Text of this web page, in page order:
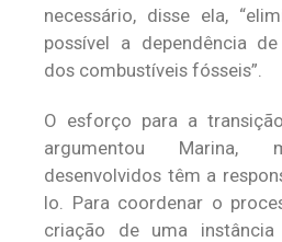
necessário, disse ela,
possível a dependência
dos combustíveis fósseis”.
O esforço para a
argumentou
desenvolvidos têm a
lo. Para coordenar o
criação de uma